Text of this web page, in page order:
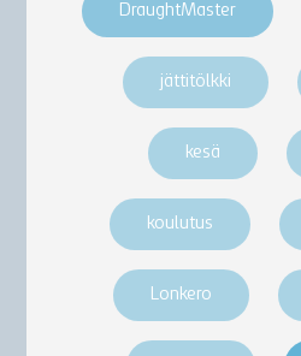
DraughtMaster
jättitölkki
kesä
koulutus
Lonkero